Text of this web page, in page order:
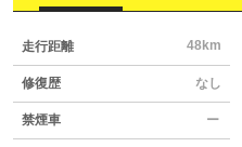
走行距離 48km
修復歴 なし
禁煙車 ー